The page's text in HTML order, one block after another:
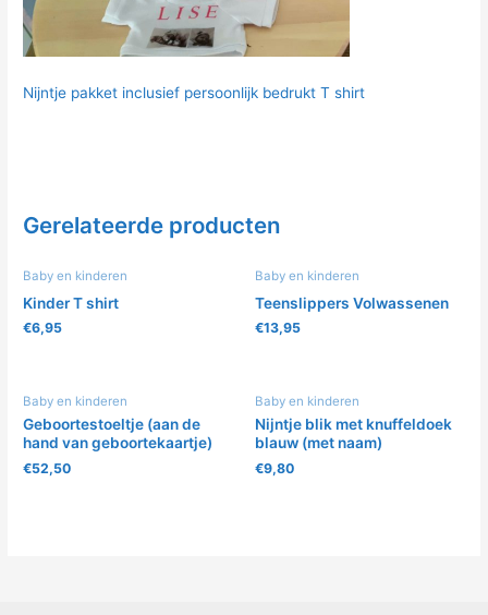
Nijntje pakket inclusief persoonlijk bedrukt T shirt
Gerelateerde producten
Baby en kinderen
Kinder T shirt
€6,95
Baby en kinderen
Teenslippers Volwassenen
€13,95
Baby en kinderen
Geboortestoeltje (aan de
hand van geboortekaartje)
€52,50
Baby en kinderen
Nijntje blik met knuffeldoek
blauw (met naam)
€9,80